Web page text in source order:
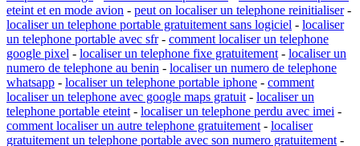
eteint et en mode avion - peut on localiser un telephone reinitialiser-
localiser un telephone portable gratuitement sans logiciel - localiser
un telephone portable avec sfr- comment localiser un telephone
google pixel - localiser un telephone fixe gratuitement - localiser un
numero de telephone au benin - localiser un numero de telephone
whatsapp - localiser un telephone portable iphone - comment
localiser un telephone avec google maps gratuit - localiser un
telephone portable eteint - localiser un telephone perdu avec imei -
comment localiser un autre telephone gratuitement - localiser
gratuitement un telephone portable avec son numero gratuitement -